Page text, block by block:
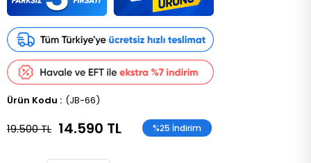
(JB-66)
19.500 TL 14.590 TL %25 İndirim